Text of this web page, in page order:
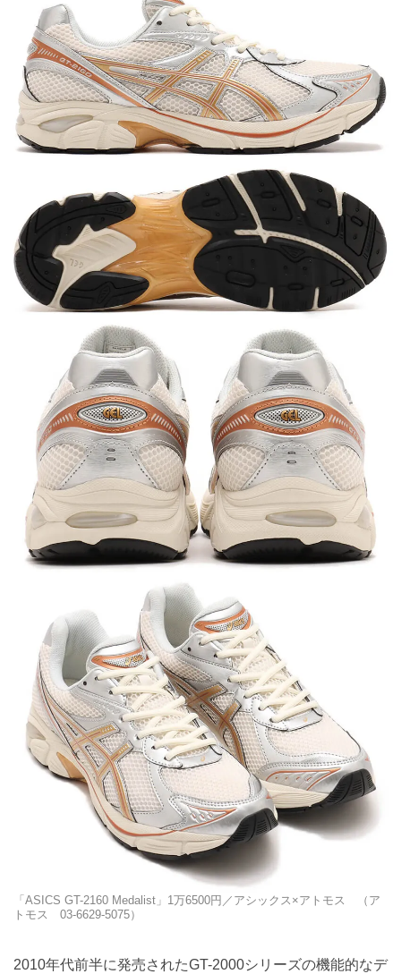
「ASICS GT-2160 Medalist」1万6500円／アシックス×アトモス （ア
トモス 03-6629-5075）
2010年代前半に発売されたGT-2000シリーズの機能的なデ